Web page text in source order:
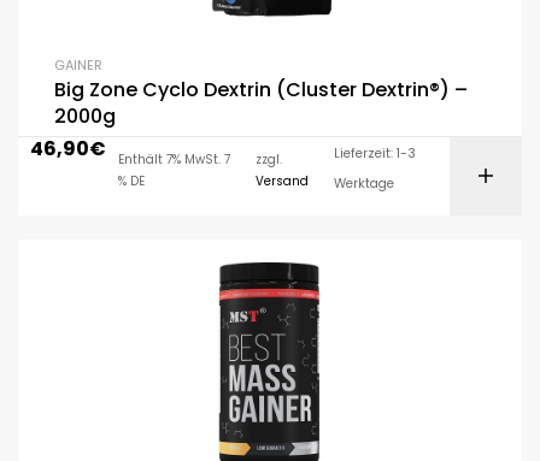
GAINER
Big Zone Cyclo Dextrin (Cluster Dextrin®) –
2000g
46,90€
Enthält 7% MwSt. 7
% DE
zzgl.
Versand
Lieferzeit: 1-3
Werktage